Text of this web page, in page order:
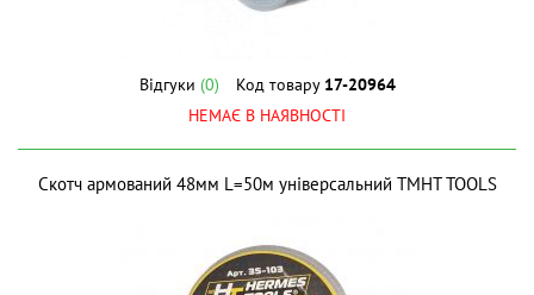
Відгуки (0) Код товару 17-20964
НЕМАЄ В НАЯВНОСТІ
Скотч армований 48мм L=50м універсальний ТМHT TOOLS